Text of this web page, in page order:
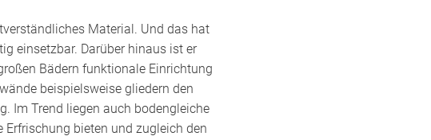
Material. Und das hat
einsetzbar. Darüber hinaus ist er
Bädern funktionale Einrichtung
beispielsweise gliedern den
Im Trend liegen auch bodengleiche
bieten und zugleich den